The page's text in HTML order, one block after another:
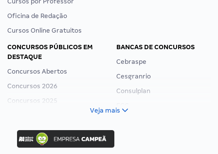
Oficina de Redação
Cursos Online Gratuitos
CONCURSOS PÚBLICOS EM
DESTAQUE
Concursos Abertos
Concursos 2026
Concursos 2025
Concurso Ibama
Concurso MPU
BANCAS DE CONCURSOS
Cebraspe
Cesgranrio
Consulplan
Veja mais